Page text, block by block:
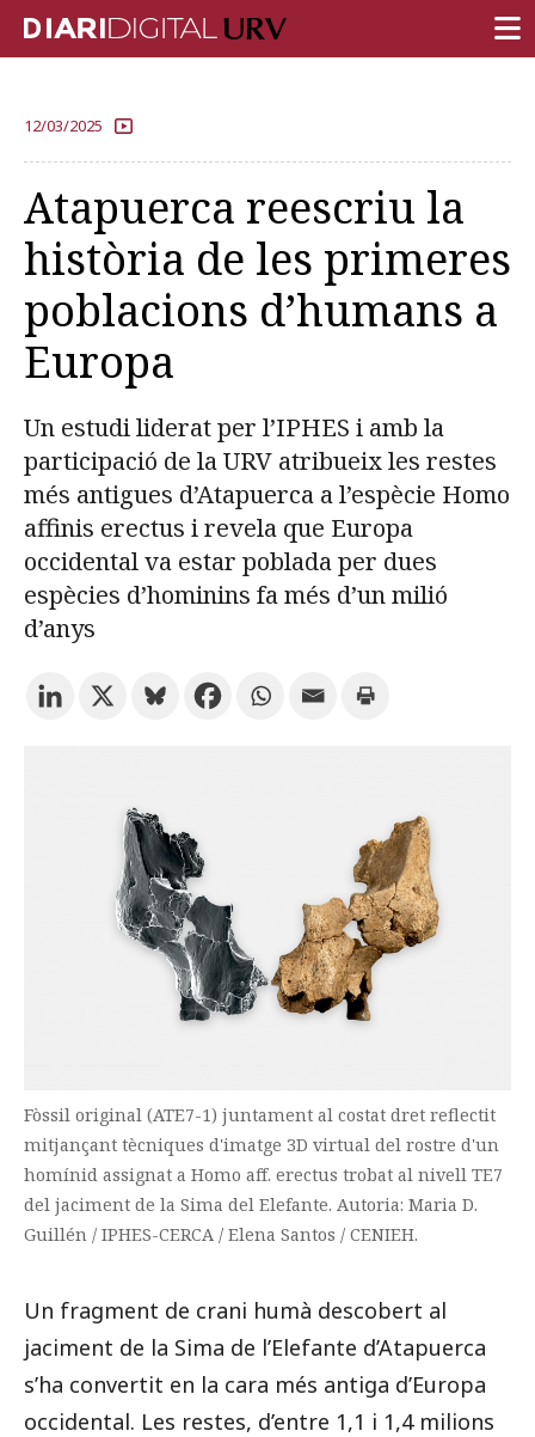
DOCÈNCIA
INSTITUCIÓ
VIDA AL CAMPUS
COMUNITAT URV
REPORTATGES
Més categories
Prova la cerca avançada
Subscriu-te als butlletins de la URV
12/03/2025
Atapuerca reescriu la
història de les primeres
poblacions d’humans a
Europa
Un estudi liderat per l’IPHES i amb la
participació de la URV atribueix les restes
més antigues d’Atapuerca a l’espècie Homo
affinis erectus i revela que Europa
occidental va estar poblada per dues
espècies d’hominins fa més d’un milió
d’anys
Fòssil original (ATE7-1) juntament al costat dret reflectit
mitjançant tècniques d'imatge 3D virtual del rostre d'un
homínid assignat a Homo aff. erectus trobat al nivell TE7
del jaciment de la Sima del Elefante. Autoria: Maria D.
Guillén / IPHES-CERCA / Elena Santos / CENIEH.
Un fragment de crani humà descobert al
jaciment de la Sima de l’Elefante d’Atapuerca
s’ha convertit en la cara més antiga d’Europa
occidental. Les restes, d’entre 1,1 i 1,4 milions